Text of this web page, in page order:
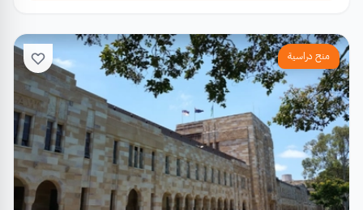
منح دراسية